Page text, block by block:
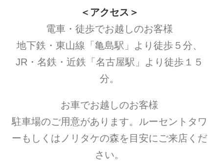
＜アクセス＞
電車・徒歩でお越しのお客様
地下鉄・東山線「亀島駅」より徒歩５分、
JR・名鉄・近鉄「名古屋駅」より徒歩１５
分。
お車でお越しのお客様
駐車場のご用意があります。ルーセントタワ
ーもしくはノリタケの森を目安にご来店くだ
さい。